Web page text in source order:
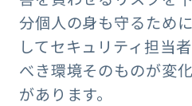
分個人の身も守るため
してセキュリティ担当
べき環境そのものが変
があります。